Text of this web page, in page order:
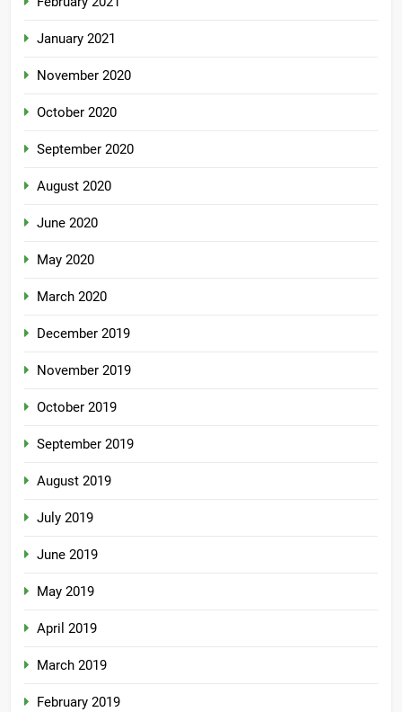
January 2021
November 2020
October 2020
September 2020
August 2020
June 2020
May 2020
March 2020
December 2019
November 2019
October 2019
September 2019
August 2019
July 2019
June 2019
May 2019
April 2019
March 2019
February 2019